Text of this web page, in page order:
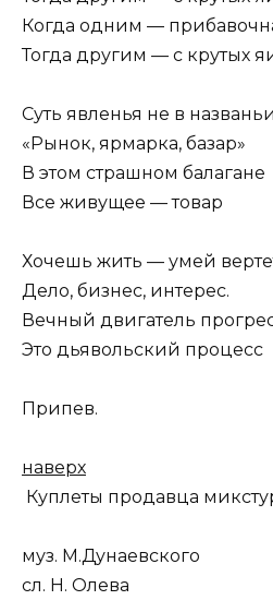
Когда одним —
Тогда другим — с крутых
Суть явленья не в
«Рынок, ярмарка, базар»
В этом страшном балагане
Все живущее — товар
Хочешь жить — умей
Дело, бизнес, интерес.
Вечный двигатель
Это дьявольский процесс
Пpипев.
наверх
Куплеты продавца
муз. М.Дунаевского
сл. Н. Олева